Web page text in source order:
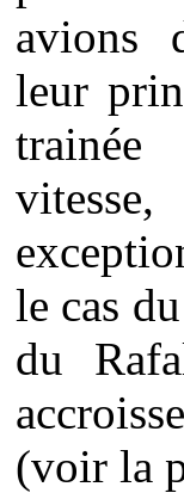
avions
leur
le cas
du
(voir la